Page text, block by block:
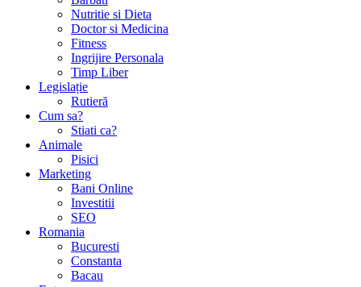
Nutritie si Dieta
Doctor si Medicina
Fitness
Ingrijire Personala
Timp Liber
Legislație
Rutieră
Cum sa?
Stiati ca?
Animale
Pisici
Marketing
Bani Online
Investitii
SEO
Romania
Bucuresti
Constanta
Bacau